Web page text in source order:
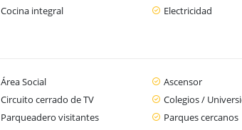
Cocina integral Electricidad
Área Social Ascensor
Circuito cerrado de TV Colegios /
Parqueadero visitantes Parques cercanos